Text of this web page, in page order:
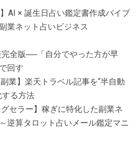
AI × 誕生日占い鑑定書作成バイブ
業ネット占いビジネス
全版──「自分でやった方が早
回す
業】楽天トラベル記事を“半自動
する方法
セラー】稼ぎに特化した副業ネ
逆算タロット占いメール鑑定マニ